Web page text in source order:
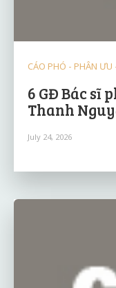
CÁO PHÓ - PHÂN ƯU
6 GĐ Bác sĩ
Thanh
July 24, 2026